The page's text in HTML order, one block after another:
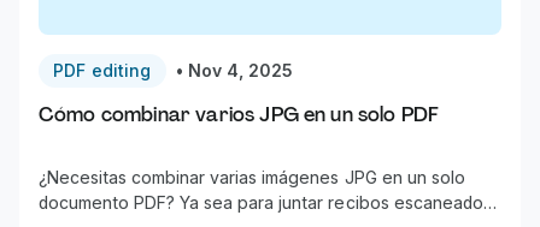
PDF editing • Nov 4, 2025
Cómo combinar varios JPG en un solo PDF
¿Necesitas combinar varias imágenes JPG en un solo
documento PDF? Ya sea para juntar recibos escaneados,